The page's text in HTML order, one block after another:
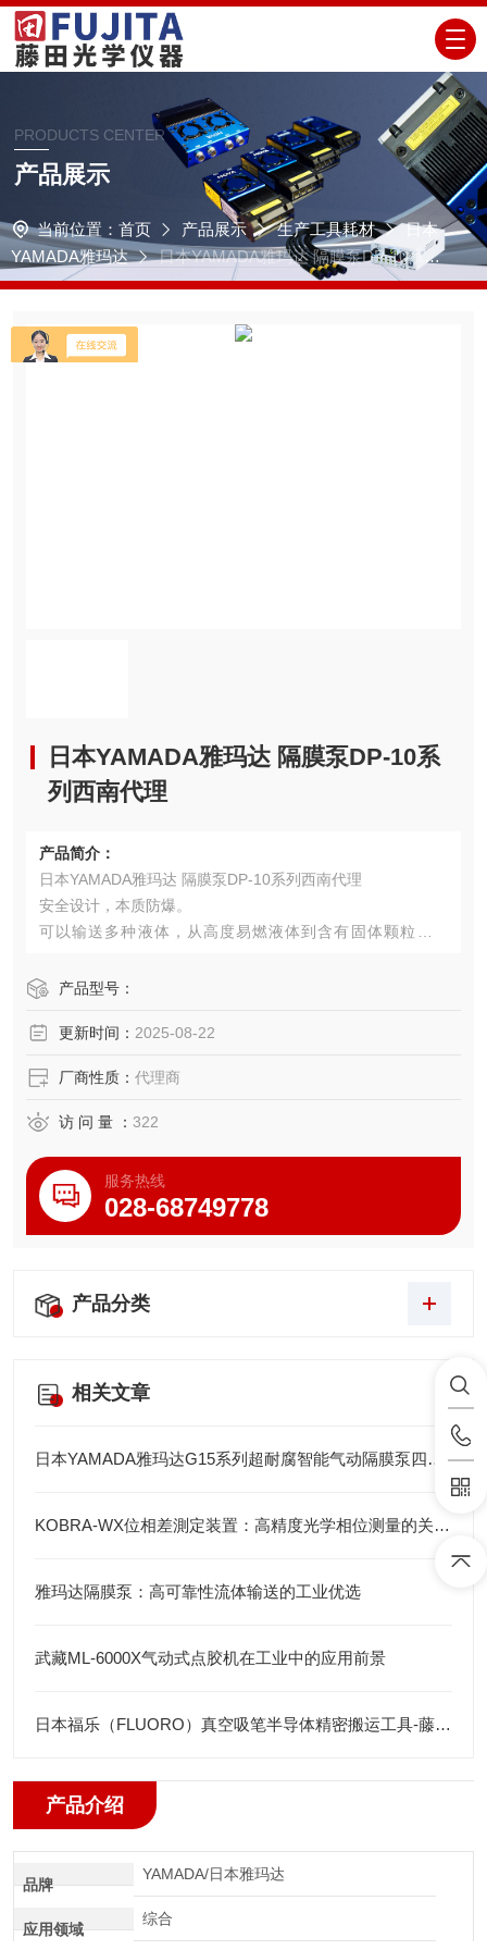
PRODUCTS CENTER
产品展示
当前位置： 首页 产品展示 生产工具耗材
日本
YAMADA雅玛达
日本YAMADA雅玛达 隔膜泵DP-10系列
西南代理
日本YAMADA雅玛达 隔膜泵DP-10系
列西南代理
产品简介：
日本YAMADA雅玛达 隔膜泵DP-10系列西南代理
安全设计，本质防爆。
可以输送多种液体，从高度易燃液体到含有固体颗粒的液
全自吸式，无需引水，可高效输送流体。
漏的风险。 DP-10系列的标称口径为3/8″ (10mm)，最大吐出
最大可通过固体颗粒尺寸为1mm或更小。
产品型号：
更新时间： 2025-08-22
厂商性质： 代理商
访 问 量 ： 322
服务热线
028-68749778
产品分类
相关文章
日本YAMADA雅玛达G15系列超耐腐智能气动隔膜泵四川代理店
KOBRA-WX位相差測定装置：高精度光学相位测量的关键技术解析
雅玛达隔膜泵：高可靠性流体输送的工业优选
武藏ML-6000X气动式点胶机在工业中的应用前景
日本福乐（FLUORO）真空吸笔半导体精密搬运工具-藤田光学
产品介绍
品牌
YAMADA/日本雅玛达
应用领域
综合